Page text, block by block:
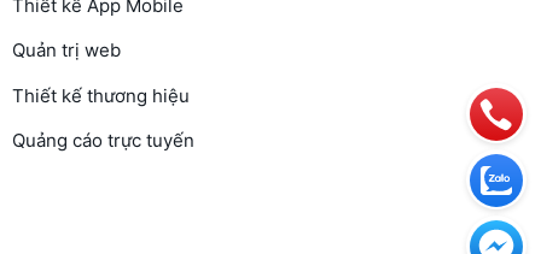
Thiết kế App Mobile
Quản trị web
Thiết kế thương hiệu
Quảng cáo trực tuyến